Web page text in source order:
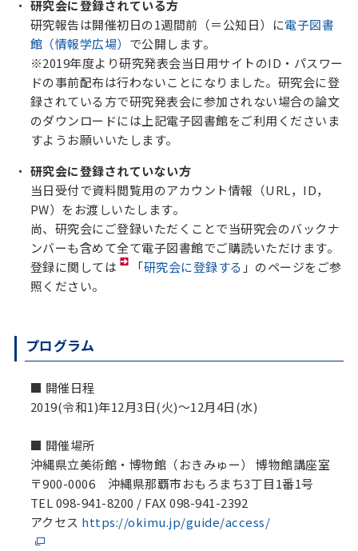
研究会に登録されている方
研究報告は開催初日の1週間前（＝公知日）に電子図書
館（情報学広場） で公開します。
※2019年度より研究発表会当日用サイトのID・パスワー
ドの事前配布は行わないことになりました。研究会に登
録されている方で研究発表会に参加されない場合の論文
のダウンロードには上記電子図書館をご利用くださいま
すようお願いいたします。
研究会に登録されていない方
当日受付で資料閲覧用のアカウント情報（URL，ID，
PW）をお渡しいたします。
尚、研究会にご登録いただくことで当研究会のバックナ
ンバーも含めて全て電子図書館でご購読いただけます。
登録に関しては
「研究会に登録する 」のページをご参
照ください。
プログラム
■ 開催日程
2019(令和1)年12月3日(火)～12月4日(水)
■ 開催場所
沖縄県立美術館・博物館（おきみゅー） 博物館講座室
〒900-0006 沖縄県那覇市おもろまち3丁目1番1号
TEL 098-941-8200 / FAX 098-941-2392
アクセス https://okimu.jp/guide/access/